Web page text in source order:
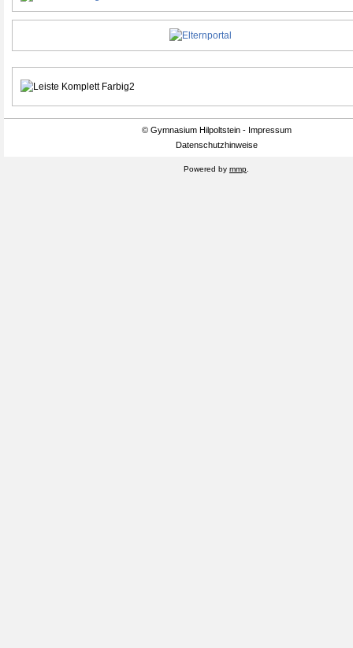
© Gymnasium Hilpoltstein - Impressum
Datenschutzhinweise
Powered by mmp